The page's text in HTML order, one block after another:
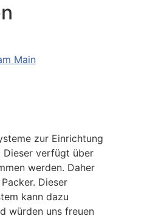
Main
zur Einrichtung
Dieser verfügt über
werden. Daher
Dieser
kann dazu
würden uns freuen